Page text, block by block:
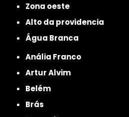
Zona oeste
alto da providencia
Água Branca
Anália Franco
Artur Alvim
Belém
Brás